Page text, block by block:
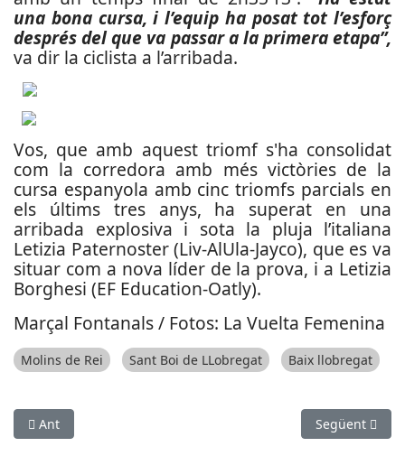
una bona cursa, i l’equip ha posat tot l’esforç
després del que va passar a la primera etapa”,
va dir la ciclista a l’arribada.
Vos, que amb aquest triomf s'ha consolidat
com la corredora amb més victòries de la
cursa espanyola amb cinc triomfs parcials en
els últims tres anys, ha superat en una
arribada explosiva i sota la pluja l’italiana
Letizia Paternoster (Liv-AlUla-Jayco), que es va
situar com a nova líder de la prova, i a Letizia
Borghesi (EF Education-Oatly).
Marçal Fontanals / Fotos: La Vuelta Femenina
Molins de Rei Sant Boi de LLobregat Baix llobregat
Article anterior: Sant Joan Despí acollirà dos partits de les
Ant Article
Següent